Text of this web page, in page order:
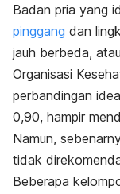
Badan pria yang
pinggang dan
jauh berbeda,
Organisasi
perbandingan
0,90, hampir
Namun,
tidak
Beberapa